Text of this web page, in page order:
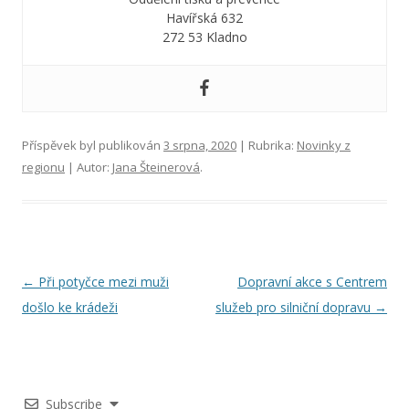
Havířská 632
272 53 Kladno
Příspěvek byl publikován 3 srpna, 2020 | Rubrika: Novinky z
regionu | Autor: Jana Šteinerová.
N
a
← Při potyčce mezi muži
došlo ke krádeži
Dopravní akce s Centrem
služeb pro silniční dopravu →
Subscribe